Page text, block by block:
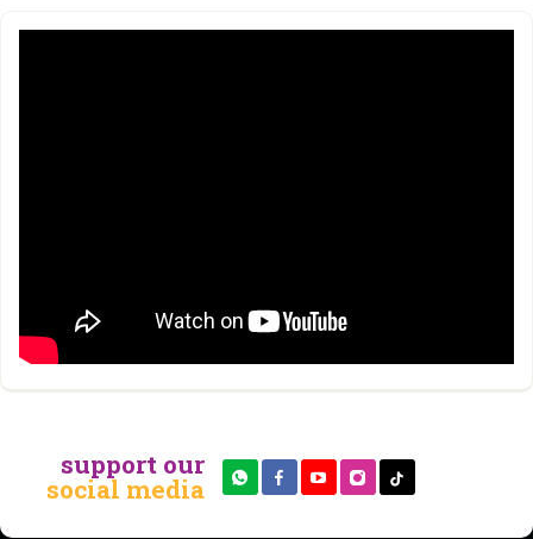
support our
social media